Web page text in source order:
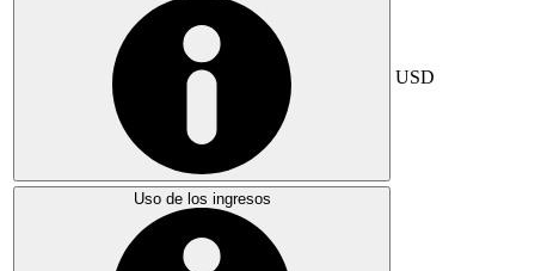
USD
Uso de los ingresos